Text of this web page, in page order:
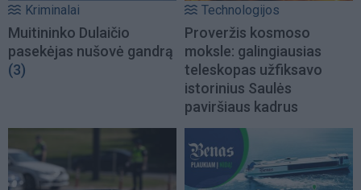
Kriminalai
Muitininko Dulaičio
pasekėjas nušovė gandrą
(3)
Technologijos
Proveržis kosmoso
moksle: galingiausias
teleskopas užfiksavo
istorinius Saulės
paviršiaus kadrus